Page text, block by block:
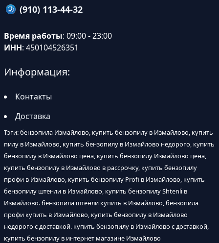
(910) 113-44-32
Время работы: 09:00 - 23:00
ИНН: 450104526351
Информация:
Контакты
Доставка
Тэги: бензопила Измайлово, купить бензопилу в Измайлово, купить
пилу в Измайлово, купить бензопилу в Измайлово недорого, купить
бензопилу в Измайлово цена, купить бензопилу Измайлово цена,
купить бензопилу в Измайлово в рассрочку, купить бензопилу
профи в Измайлово, купить бензопилу Profi в Измайлово, купить
бензопилу штенли в Измайлово, купить бензопилу Shtenli в
Измайлово. бензопила штенли купить в Измайлово, бензопила
профи купить в Измайлово, купить бензопилу в Измайлово
недорого с доставкой. купить бензопилу в Измайлово с доставкой,
купить бензопилу в интернет магазине Измайлово